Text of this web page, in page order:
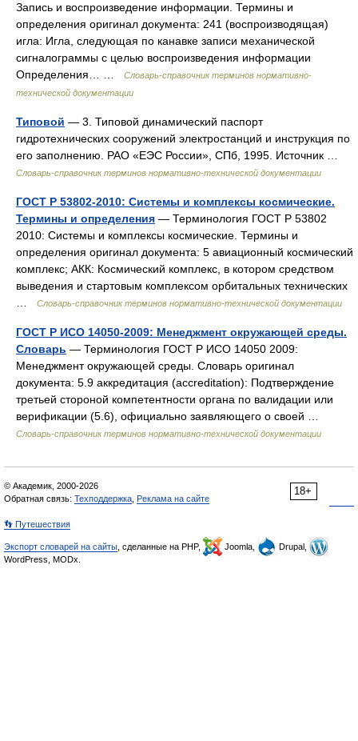
Запись и воспроизведение информации. Термины и
определения оригинал документа: 241 (воспроизводящая)
игла: Игла, следующая по канавке записи механической
сигналограммы с целью воспроизведения информации
Определения… …
Словарь-справочник терминов нормативно-
технической документации
Типовой — 3. Типовой динамический паспорт
гидротехнических сооружений электростанций и инструкция по
его заполнению. РАО «ЕЭС России», СПб, 1995. Источник …
Словарь-справочник терминов нормативно-технической документации
ГОСТ Р 53802-2010: Системы и комплексы космические.
Термины и определения — Терминология ГОСТ Р 53802
2010: Системы и комплексы космические. Термины и
определения оригинал документа: 5 авиационный космический
комплекс; АКК: Космический комплекс, в котором средством
выведения и стартовым комплексом орбитальных технических
Словарь-справочник терминов нормативно-технической документации
ГОСТ Р ИСО 14050-2009: Менеджмент окружающей среды.
Словарь — Терминология ГОСТ Р ИСО 14050 2009:
Менеджмент окружающей среды. Словарь оригинал
документа: 5.9 аккредитация (accreditation): Подтверждение
третьей стороной компетентности органа по валидации или
верификации (5.6), официально заявляющего о своей …
Словарь-справочник терминов нормативно-технической документации
18+
© Академик, 2000-2026
Обратная связь: Техподдержка Реклама на сайте
👣 Путешествия
Экспорт словарей на сайты , сделанные на PHP, Joomla,
Drupal,
WordPress, MODx.